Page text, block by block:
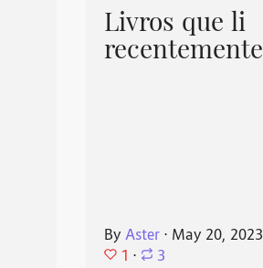
Livros que li
recentemente
ByAster ⋅ May 20, 2023
1 ⋅ 3